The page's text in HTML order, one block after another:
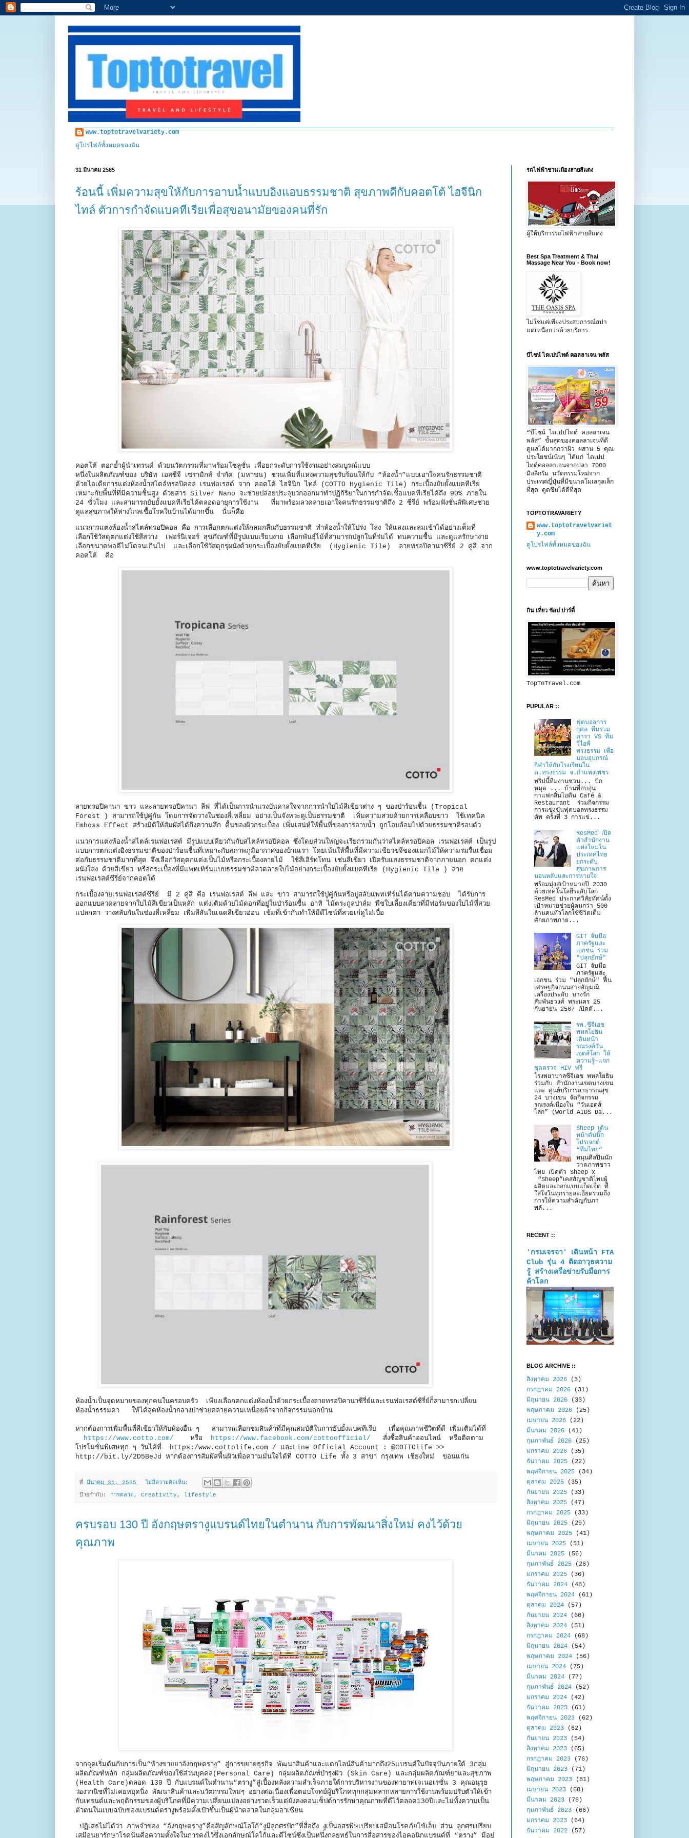
www.toptotravelvariety.com
ดูโปรไฟล์ทั้งหมดของฉัน
31 มีนาคม 2565
ร้อนนี้ เพิ่มความสุขให้กับการอาบน้ำแบบอิงแอบธรรมชาติ สุขภาพดีกับคอตโต้ ไฮจีนิก
ไทล์ ตัวการกำจัดแบคทีเรียเพื่อสุขอนามัยของคนที่รัก
คอตโต้ ตอกย้ำผู้นำเทรนด์ ด้วยนวัตกรรมที่มาพร้อมโซลูชั่น เพื่อยกระดับการใช้งานอย่างสมบูรณ์แบบ
หนึ่งในผลิตภัณฑ์ของ บริษัท เอสซีจี เซรามิกส์ จำกัด (มหาชน) ชวนเพิ่มที่แห่งความสุขรับร้อนให้กับ “ห้องน้ำ”แบบเอาใจคนรักธรรมชาติ
ด้วยไอเดียการแต่งห้องน้ำสไตล์ทรอปิคอล เรนฟอเรสต์ จาก คอตโต้ ไฮจีนิก ไทล์ (COTTO Hygienic Tile) กระเบื้องยับยั้งแบคทีเรีย
เหมาะกับพื้นที่ที่มีความชื้นสูง ด้วยสาร Silver Nano จะช่วยปล่อยประจุบวกออกมาทำปฏิกิริยาในการกำจัดเชื้อแบคทีเรียได้ถึง 90% ภายใน
24 ชั่วโมง และสามารถยับยั้งแบคทีเรียได้ตลอดอายุการใช้งาน ที่มาพร้อมลวดลายเอาใจคนรักธรรมชาติถึง 2 ซี่รีย์ พร้อมฟังชั่นส์พิเศษช่วย
ดูแลสุขภาพให้ห่างไกลเชื้อโรคในบ้านได้มากขึ้น นั่นก็คือ
แนวการแต่งห้องน้ำสไตล์ทรอปิคอล คือ การเลือกตกแต่งให้กลมกลืนกับธรรมชาติ ทำห้องน้ำให้โปร่ง โล่ง ให้แสงและลมเข้าได้อย่างเต็มที่
เลือกใช้วัสดุตกแต่งใช้สีสว่าง เฟอร์นิเจอร์ สุขภัณฑ์ที่มีรูปแบบเรียบง่าย เลือกพันธุ์ไม้ที่สามารถปลูกในที่ร่มได้ ทนความชื้น และดูแลรักษาง่าย
เลือกขนาดพอดีไม่โตจนเกินไป และเลือกใช้วัสดุกรุผนังด้วยกระเบื้องยับยั้งแบคทีเรีย (Hygienic Tile) ลายทรอปิคานาซีรี่ย์ 2 คู่สี จาก
คอตโต้ คือ
ลายทรอปิคานา ขาว และลายทรอปิคานา ลีฟ ที่ได้เป็นการนำแรงบันดาลใจจากการนำใบไม้สีเขียวต่าง ๆ ของป่าร้อนชื้น (Tropical
Forest ) สามารถใช้ปูคู่กัน โดยการจัดวางในช่องสี่เหลี่ยม อย่างเป็นจังหวะดูเป็นธรรมชาติ เพิ่มความสวยด้วยการเคลือบขาว ใช้เทคนิค
Emboss Effect สร้างมิติให้สัมผัสได้ถึงความลึก ตื้นของผิวกระเบื้อง เพิ่มเสน่ห์ให้พื้นที่ของการอาบน้ำ ถูกโอบล้อมไปด้วยธรรมชาติรอบตัว
แนวการแต่งห้องน้ำสไตล์เรนฟอเรสต์ มีรูปแบบเดียวกันกับสไตล์ทรอปิคอล ซึ่งโดยส่วนใหญ่จะเรียกรวมกันว่าสไตล์ทรอปิคอล เรนฟอเรสต์ เป็นรูป
แบบการตกแต่งอิงธรรมชาติของป่าร้อนชื้นที่เหมาะกับสภาพภูมิอากาศของบ้านเรา โดยเน้นให้พื้นที่มีความเขียวขจีของแมกไม้ให้ความร่มรื่นเชื่อม
ต่อกับธรรมชาติมากที่สุด จึงเลือกวัสดุตกแต่งเป็นไม้หรือกระเบื้องลายไม้ ใช้สีเอิร์ทโทน เช่นสีเขียว เปิดรับแสงธรรมชาติจากภายนอก ตกแต่ง
ผนังโล่ง ด้วยสีเขียว หรือกระเบื้องที่มีแพทเทิร์นแบบธรรมชาติลวดลายใบไม้อย่างกระเบื้องยับยั้งแบคทีเรีย (Hygienic Tile ) ลาย
เรนฟอเรสต์ซีรี่ย์จากคอตโต้
กระเบื้องลายเรนฟอเรสต์ซีรีย์ มี 2 คู่สี คือ เรนฟอเรสต์ ลีฟ และ ขาว สามารถใช้ปูคู่กันหรือปูสลับแพทเทิร์นได้ตามความชอบ ได้รับการ
ออกแบบลวดลายจากใบไม้สีเขียวเป็นหลัก แต่งเติมด้วยไม้ดอกที่อยู่ในป่าร้อนชื้น อาทิ ไม้ตระกูลปาล์ม พืชใบเลี้ยงเดี่ยวที่มีฟอร์มของใบไม้ที่สวย
แปลกตา วางสลับกันในช่องสี่เหลี่ยม เพิ่มสีสันในเฉดสีเขียวอ่อน เข้มที่เข้ากันทำให้มีดีไซน์ที่สวยเก๋ดูไม่เบื่อ
ห้องน้ำเป็นจุดหมายของทุกคนในครอบครัว เพียงเลือกตกแต่งห้องน้ำด้วยกระเบื้องลายทรอปิคานาซีรี่ย์และเรนฟอเรสต์ซีรี่ย์ก็สามารถเปลี่ยน
ห้องน้ำธรรมดา ให้ได้ลุคห้องน้ำกลางป่าช่วยคลายความเหนื่อยล้าจากกิจกรรมนอกบ้าน
หากต้องการเพิ่มพื้นที่สีเขียวให้กับห้องอื่น ๆ สามารถเลือกชมสินค้าที่มีคุณสมบัติในการยับยั้งแบคทีเรีย เพื่อคุณภาพชีวิตที่ดี เพิ่มเติมได้ที่
https://www.cotto.com/ หรือ https://www.facebook.com/cottoofficial/
สั่งซื้อสินค้าออนไลน์ หรือติดตาม
โปรโมชั่นพิเศษทุก ๆ วันได้ที่ https:/www.cottolife.com / และLine Official Account : @COTTOlife >>
http://bit.ly/2D5BeJd หากต้องการสัมผัสพื้นผิวเพื่อความมั่นใจได้ที่ COTTO Life ทั้ง 3 สาขา กรุงเทพ เชียงใหม่ ขอนแก่น
ที่ มีนาคม 31, 2565
ไม่มีความคิดเห็น:
ป้ายกำกับ: การตลาด, Creativity , lifestyle
ครบรอบ 130 ปี อังกฤษตรางูแบรนด์ไทยในตำนาน กับการพัฒนาสิ่งใหม่ คงไว้ด้วย
คุณภาพ
จากจุดเริ่มต้นกับการเป็น“ห้างขายยาอังกฤษตรางู” สู่การขยายธุรกิจ พัฒนาสินค้าและแตกไลน์สินค้ามากถึง25แบรนด์ในปัจจุบันภายใต้ 3กลุ่ม
ผลิตภัณฑ์หลัก กลุ่มผลิตภัณฑ์ของใช้ส่วนบุคคล(Personal Care) กลุ่มผลิตภัณฑ์บำรุงผิว (Skin Care) และกลุ่มผลิตภัณฑ์ยาและสุขภาพ
(Health Care)ตลอด 130 ปี กับแบรนด์ในตำนาน“ตรางู”สู่เบื้องหลังความสำเร็จภายใต้การบริหารงานของทายาทเจเนอเรชั่น 3 คุณอนุรุธ
ว่องวานิชที่ไม่เคยหยุดนิ่ง พัฒนาสินค้าและนวัตกรรมใหม่ๆ อย่างต่อเนื่องเพื่อตอบโจทย์ผู้บริโภคทุกกลุ่มหลากหลายการใช้งานพร้อมปรับตัวให้เข้า
กับเทรนด์และพฤติกรรมของผู้บริโภคที่มีความเปลี่ยนแปลงอย่างรวดเร็วแต่ยังคงคอนเซ็ปต์การรักษาคุณภาพที่ดีไว้ตลอด130ปีและไม่ทิ้งความเป็น
ตัวตนในแบบฉบับของแบรนด์ตรางูพร้อมตั้งเป้าขึ้นเป็นผู้นำตลาดในกลุ่มอาเซียน
ปฏิเสธไม่ได้ว่า ภาพจำของ “อังกฤษตรางู”คือสัญลักษณ์โลโก้“งูมีลูกศรปัก”ที่สื่อถึง งูเป็นอสรพิษเปรียบเสมือนโรคภัยไข้เจ็บ ส่วน ลูกศรเปรียบ
เสมือนยารักษาโรคนั่นคือความตั้งใจในการคงไว้ซึ่งเอกลักษณ์โลโก้และดีไซน์ซึ่งเป็นหนึ่งกลยุทธ์ในการสื่อสารของไอคอนิกแบรนด์ที่ “ตรางู” มีอยู่
รถไฟฟ้าชานเมืองสายสีแดง
ผู้ให้บริการรถไฟฟ้าสายสีแดง
Best Spa Treatment & Thai
Massage Near You - Book now!
ไม่ใช่แค่เพียงประสบการณ์สปา
แต่เหนือกว่าด้วยบริการ
บีไชน์ ไดเปปไทด์ คอลลาเจน พลัส
“บีไชน์ ไดเปปไทด์ คอลลาเจน
พลัส” ขั้นสุดของคอลลาเจนที่ดี
ดูแลได้มากกว่าผิว ผสาน 5 คุณ
ประโยชน์เน้นๆ ได้แก่ ไดเปป
ไทด์คอลลาเจนจากปลา 7000
มิลลิกรัม นวัตกรรมใหม่จาก
ประเทศญี่ปุ่นที่มีขนาดโมเลกุลเล็ก
ที่สุด ดูดซึมได้ดีที่สุด
TOPTOTRAVARIETY
www.toptotravelvariet
y.com
ดูโปรไฟล์ทั้งหมดของฉัน
www.toptotravelvariety.com
กิน เที่ยว ช้อป ปาร์ตี้
TopToTravel.com
PUPULAR ::
ฟุตบอลการ
กุศล ทีมรวม
ดารา VS ทีม
วีไอพี
ทรงธรรม เพื่อ
มอบอุปกรณ์
กีฬาให้กับโรงเรียนใน
ต.ทรงธรรม จ.กำแพงเพชร
ทริปนี้ทีมงานชวน... ปัก
หมุด ... บ้านที่อบอุ่น
กาแฟกลิ่นไอดิน Café &
Restaurant ร่วมกิจกรรม
การแข่งขันฟุตบอลทรงธรรม
คัพ ครั้งที่ 3 การแข่...
ResMed เปิด
ตัวสำนักงาน
แห่งใหม่ใน
ประเทศไทย
ยกระดับ
สุขภาพการ
นอนหลับและการหายใจ
พร้อมมุ่งสู่เป้าหมายปี 2030
ด้วยเทคโนโลยีระดับโลก
ResMed ประกาศวิสัยทัศน์ตั้ง
เป้าหมายช่วยผู้คนกว่า 500
ล้านคนทั่วโลกใช้ชีวิตเต็ม
ศักยภาพภาย...
GIT จับมือ
ภาครัฐและ
เอกชน ร่วม
"ปลุกยักษ์"
GIT จับมือ
ภาครัฐและ
เอกชน ร่วม "ปลุกยักษ์" ฟื้น
เศรษฐกิจถนนสายอัญมณี
เครื่องประดับ บางรัก
สัมพันธวงศ์ พระนคร 25
กันยายน 2567 เปิดตั...
รพ.ซีจีเอช
พหลโยธิน
เดินหน้า
รณรงค์วัน
เอดส์โลก ให้
ความรู้–แจก
ชุดตรวจ HIV ฟรี
โรงพยาบาลซีจีเอช พหลโยธิน
ร่วมกับ สำนักงานเขตบางเขน
และ ศูนย์บริการสาธารณสุข
24 บางเขน จัดกิจกรรม
รณรงค์เนื่องใน “วันเอดส์
โลก” (World AIDS Da...
Sheep เดิน
หน้าดันบิ๊ก
โปรเจกต์
“ทีมไทย”
หนุนศิลปินนัก
วาดภาพชาว
ไทย เปิดตัว Sheep x
“Sheep”เคสสัญชาติไทยผู้
ผลิตและออกแบบแก็ดเจ็ต ที่
ใส่ใจในทุกรายละเอียดรวมถึง
การให้ความสำคัญกับภา
พลั...
RECENT ::
'กรมเจรจา' เดินหน้า FTA
Club รุ่น 4 ติดอาวุธความ
รู้ สร้างเครือข่ายรับมือการ
ค้าโลก
BLOG ARCHIVE ::
สิงหาคม 2026 (3)
กรกฎาคม 2026 (31)
มิถุนายน 2026 (33)
พฤษภาคม 2026 (25)
เมษายน 2026 (22)
มีนาคม 2026 (41)
กุมภาพันธ์ 2026 (25)
มกราคม 2026 (35)
ธันวาคม 2025 (22)
พฤศจิกายน 2025 (34)
ตุลาคม 2025 (35)
กันยายน 2025 (33)
สิงหาคม 2025 (47)
กรกฎาคม 2025 (33)
มิถุนายน 2025 (29)
พฤษภาคม 2025 (41)
เมษายน 2025 (51)
มีนาคม 2025 (56)
กุมภาพันธ์ 2025 (28)
มกราคม 2025 (36)
ธันวาคม 2024 (48)
พฤศจิกายน 2024 (61)
ตุลาคม 2024 (57)
กันยายน 2024 (60)
สิงหาคม 2024 (51)
กรกฎาคม 2024 (68)
มิถุนายน 2024 (54)
พฤษภาคม 2024 (56)
เมษายน 2024 (75)
มีนาคม 2024 (77)
กุมภาพันธ์ 2024 (52)
มกราคม 2024 (42)
ธันวาคม 2023 (61)
พฤศจิกายน 2023 (62)
ตุลาคม 2023 (62)
กันยายน 2023 (54)
สิงหาคม 2023 (65)
กรกฎาคม 2023 (76)
มิถุนายน 2023 (71)
พฤษภาคม 2023 (81)
เมษายน 2023 (60)
มีนาคม 2023 (78)
กุมภาพันธ์ 2023 (66)
มกราคม 2023 (64)
ธันวาคม 2022 (57)